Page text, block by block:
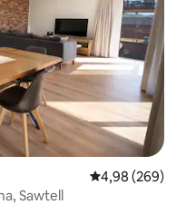
4,98 af 5 í
4,98 (269)
Sawtell